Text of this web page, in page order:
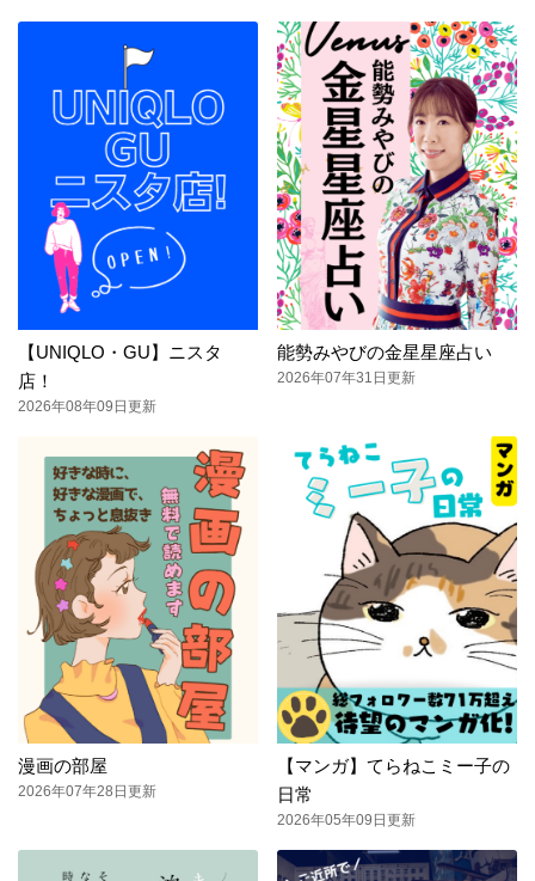
【UNIQLO・GU】ニスタ
店！
2026年08年09日更新
能勢みやびの金星星座占い
2026年07年31日更新
漫画の部屋
2026年07年28日更新
【マンガ】てらねこミー子の
日常
2026年05年09日更新